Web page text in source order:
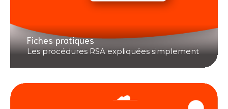
Fiches pratiques
Les procédures RSA expliquées simplement